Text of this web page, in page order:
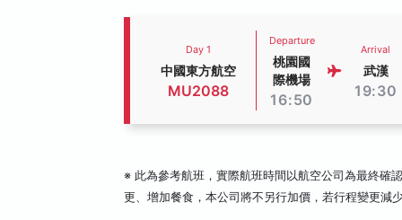
Day 1
中國東方航空
MU2088
Departure
桃園國
際機場
16:50
Arrival
武漢
19:30
※ 此為參考航班，實際航班時間以航空公司為最終確
更、增加餐食，本公司將不另行加價，若行程變更減